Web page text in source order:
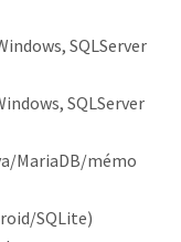
SQLServer
SQLServer
MariaDB/mémo
SQLite)